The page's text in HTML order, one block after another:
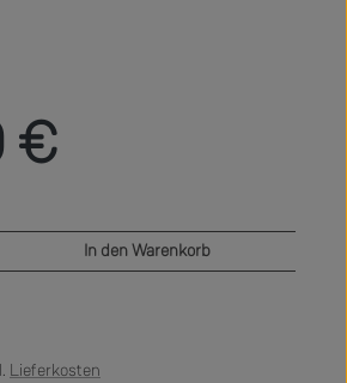
€
Gib den gewünschten Wert
In den Warenkorb
Lieferkosten